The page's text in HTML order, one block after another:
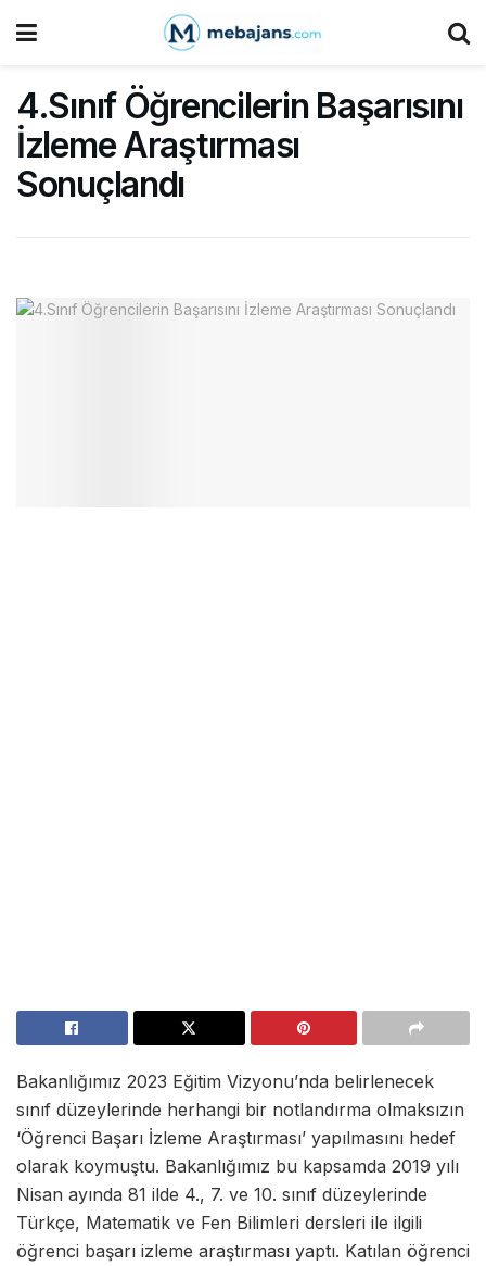
4.Sınıf Öğrencilerin Başarısını
İzleme Araştırması
Sonuçlandı
Bakanlığımız 2023 Eğitim Vizyonu’nda belirlenecek
sınıf düzeylerinde herhangi bir notlandırma olmaksızın
‘Öğrenci Başarı İzleme Araştırması’ yapılmasını hedef
olarak koymuştu. Bakanlığımız bu kapsamda 2019 yılı
Nisan ayında 81 ilde 4., 7. ve 10. sınıf düzeylerinde
Türkçe, Matematik ve Fen Bilimleri dersleri ile ilgili
öğrenci başarı izleme araştırması yaptı. Katılan öğrenci